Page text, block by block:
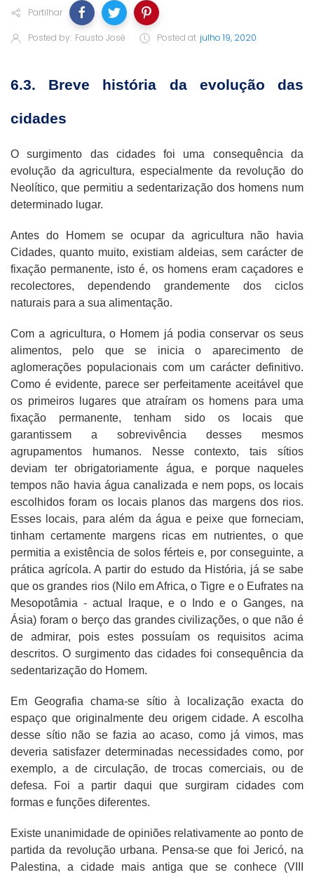
Partilhar
Posted by: Fausto José Posted at julho 19, 2020
6.3. Breve história da evolução das
cidades
O surgimento das cidades foi uma consequência da
evolução da agricultura, especialmente da revolução do
Neolítico, que permitiu a sedentarização dos homens num
determinado lugar.
Antes do Homem se ocupar da agricultura não havia
Cidades, quanto muito, existiam aldeias, sem carácter de
fixação permanente, isto é, os homens eram caçadores e
recolectores, dependendo grandemente dos ciclos
naturais para a sua alimentação.
Com a agricultura, o Homem já podia conservar os seus
alimentos, pelo que se inicia o aparecimento de
aglomerações populacionais com um carácter definitivo.
Como é evidente, parece ser perfeitamente aceitável que
os primeiros lugares que atraíram os homens para uma
fixação permanente, tenham sido os locais que
garantissem a sobrevivência desses mesmos
agrupamentos humanos. Nesse contexto, tais sítios
deviam ter obrigatoriamente água, e porque naqueles
tempos não havia água canalizada e nem pops, os locais
escolhidos foram os locais planos das margens dos rios.
Esses locais, para além da água e peixe que forneciam,
tinham certamente margens ricas em nutrientes, o que
permitia a existência de solos férteis e, por conseguinte, a
prática agrícola. A partir do estudo da História, já se sabe
que os grandes rios (Nilo em Africa, o Tigre e o Eufrates na
Mesopotâmia - actual Iraque, e o Indo e o Ganges, na
Ásia) foram o berço das grandes civilizações, o que não é
de admirar, pois estes possuíam os requisitos acima
descritos. O surgimento das cidades foi consequência da
sedentarização do Homem.
Em Geografia chama-se sítio à localização exacta do
espaço que originalmente deu origem cidade. A escolha
desse sítio não se fazia ao acaso, como já vimos, mas
deveria satisfazer determinadas necessidades como, por
exemplo, a de circulação, de trocas comerciais, ou de
defesa. Foi a partir daqui que surgiram cidades com
formas e funções diferentes.
Existe unanimidade de opiniões relativamente ao ponto de
partida da revolução urbana. Pensa-se que foi Jericó, na
Palestina, a cidade mais antiga que se conhece (VIII